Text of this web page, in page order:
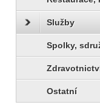
Služby
Spolky,
Ostatní